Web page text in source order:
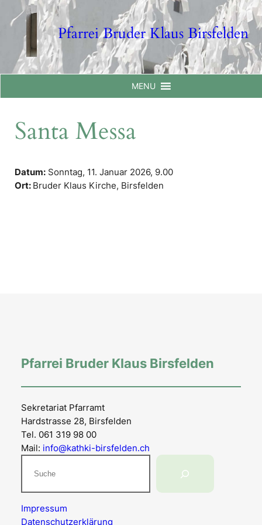
content
Pfarrei Bruder Klaus Birsfelden
MENU
Santa Messa
Datum: Sonntag, 11. Januar 2026, 9.00
Ort: Bruder Klaus Kirche, Birsfelden
Pfarrei Bruder Klaus Birsfelden
Sekretariat Pfarramt
Hardstrasse 28, Birsfelden
Tel. 061 319 98 00
Mail: info@kathki-birsfelden.ch
Impressum
Datenschutzerklärung